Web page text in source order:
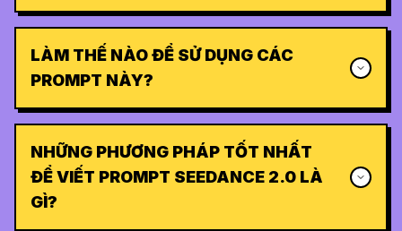
LÀM THẾ NÀO ĐỂ SỬ DỤNG CÁC
PROMPT NÀY?
NHỮNG PHƯƠNG PHÁP TỐT NHẤT
ĐỂ VIẾT PROMPT SEEDANCE 2.0 LÀ
GÌ?